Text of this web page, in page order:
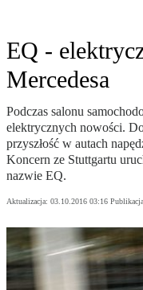
EQ -
Mercedesa
Podczas salonu
elektrycznych nowości.
przyszłość w autach
Koncern ze Stuttgartu
nazwie EQ.
Aktualizacja: 03.10.2016 03:16